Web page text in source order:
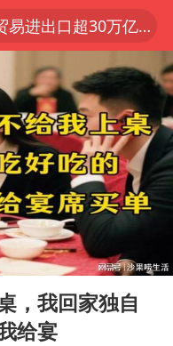
我国货物贸易进出口超30万亿元
河南撤回“领导带薪错峰休假”通知
泰国枪击案凶手先杀祖父母后行凶
收涨
台风“白海豚”体型变大！环流面积接近13个浙江那么大
一签需缴款7.54万元
泰国校园枪击案死亡人数升至7人
县发生4.9级地震
30:54
，我回家独自
给宴